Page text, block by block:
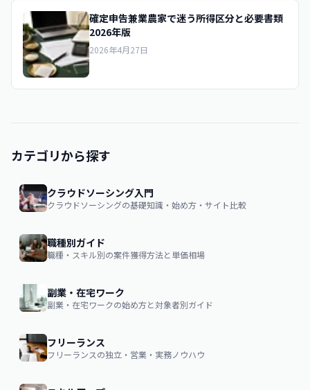
確定申告兼業農家で迷う所得区分と必要書類
2026年版
2026年4月27日
カテゴリから探す
クラウドソーシング入門
クラウドソーシングの基礎知識・始め方・サイト比較
職種別ガイド
職種・スキル別の案件獲得方法と単価相場
副業・在宅ワーク
副業・在宅ワークの始め方と対象者別ガイド
フリーランス
フリーランスの独立・営業・実務ノウハウ